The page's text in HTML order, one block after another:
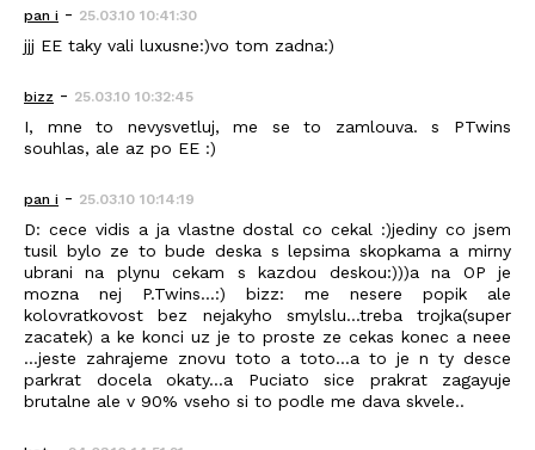
pan i - 25.03.10 10:41:30
jjj EE taky vali luxusne:)vo tom zadna:)
bizz - 25.03.10 10:32:45
I, mne to nevysvetluj, me se to zamlouva. s PTwins
souhlas, ale az po EE :)
pan i - 25.03.10 10:14:19
D: cece vidis a ja vlastne dostal co cekal :)jediny co jsem
tusil bylo ze to bude deska s lepsima skopkama a mirny
ubrani na plynu cekam s kazdou deskou:)))a na OP je
mozna nej P.Twins...:) bizz: me nesere popik ale
kolovratkovost bez nejakyho smylslu...treba trojka(super
zacatek) a ke konci uz je to proste ze cekas konec a neee
...jeste zahrajeme znovu toto a toto...a to je n ty desce
parkrat docela okaty...a Puciato sice prakrat zagayuje
brutalne ale v 90% vseho si to podle me dava skvele..